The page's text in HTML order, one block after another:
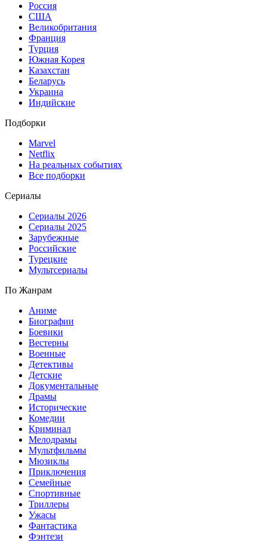
Россия
США
Великобритания
Франция
Турция
Южная Корея
Казахстан
Беларусь
Украина
Индийские
Подборки
Marvel
Netflix
На реальных событиях
Все подборки
Сериалы
Сериалы 2026
Сериалы 2025
Зарубежные
Российские
Турецкие
Мультсериалы
По Жанрам
Аниме
Биографии
Боевики
Вестерны
Военные
Детективы
Детские
Документальные
Драмы
Исторические
Комедии
Криминал
Мелодрамы
Мультфильмы
Мюзиклы
Приключения
Семейные
Спортивные
Триллеры
Ужасы
Фантастика
Фэнтези